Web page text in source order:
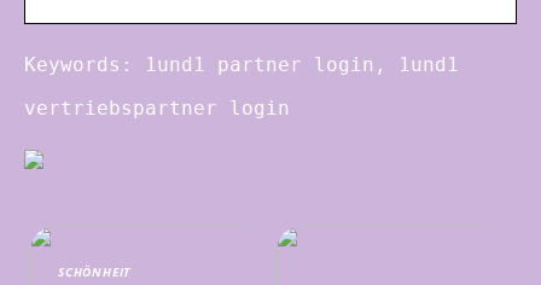
Keywords: 1und1 partner login, 1und1
vertriebspartner login
SCHÖNHEIT